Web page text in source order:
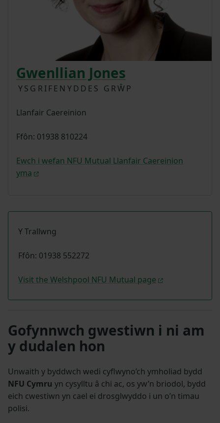
Gwenllian Jones
YSGRIFENYDDES GRŴP
Llanfair Caereinion
Ffôn: 01938 810224
Ewch i wefan NFU Mutual Llanfair Caereinion
yma
Y Trallwng
Ffôn: 01938 552272
Visit the Welshpool NFU Mutual page
Gofynnwch gwestiwn i ni am
y dudalen hon
Unwaith y byddwch wedi cyflwyno’ch ymholiad bydd
NFU Cymru yn cysylltu â chi ac, os yw’n briodol, bydd
eich cwestiwn yn cael ei drosglwyddo i un o’n timau
polisi.